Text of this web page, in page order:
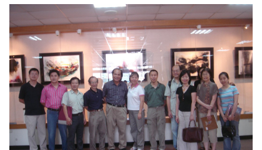
楊門藝術中心台灣苗栗文化交流